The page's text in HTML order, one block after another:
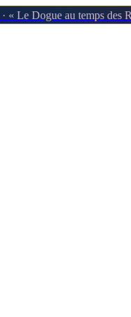
· « Le Dogue au temps des